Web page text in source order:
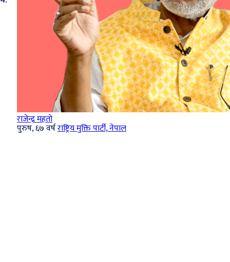
राजेन्द्र महतो
पुरुष, ६७ वर्षराष्ट्रिय मुक्ति पार्टी, नेपाल